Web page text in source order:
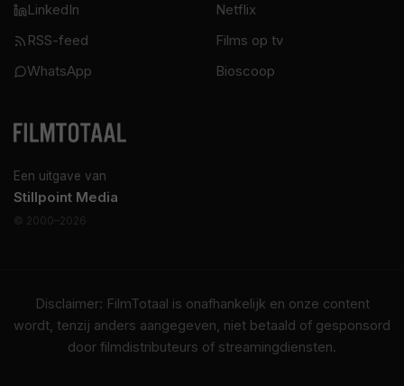
Een uitgave van
Stillpoint Media
© 2000–2026
LinkedIn
RSS-feed
WhatsApp
Netflix
Films op tv
Bioscoop
Disclaimer: FilmTotaal is onafhankelijk en onze content
wordt, tenzij anders aangegeven, niet betaald of gesponsord
door filmdistributeurs of streamingdiensten.